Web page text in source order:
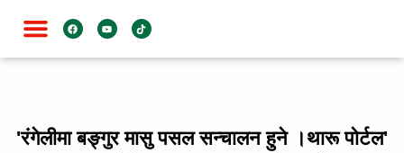
'रंगेलीमा बङ्गुर मासु पसल सन्चालन हुने ।थारू पाेर्टल'